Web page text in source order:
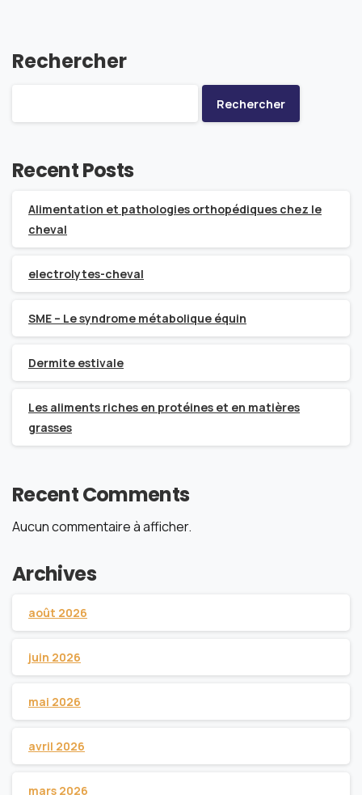
Rechercher
Rechercher
Recent Posts
Alimentation et pathologies orthopédiques chez le
cheval
electrolytes-cheval
SME – Le syndrome métabolique équin
Dermite estivale
Les aliments riches en protéines et en matières
grasses
Recent Comments
Aucun commentaire à afficher.
Archives
août 2026
juin 2026
mai 2026
avril 2026
mars 2026